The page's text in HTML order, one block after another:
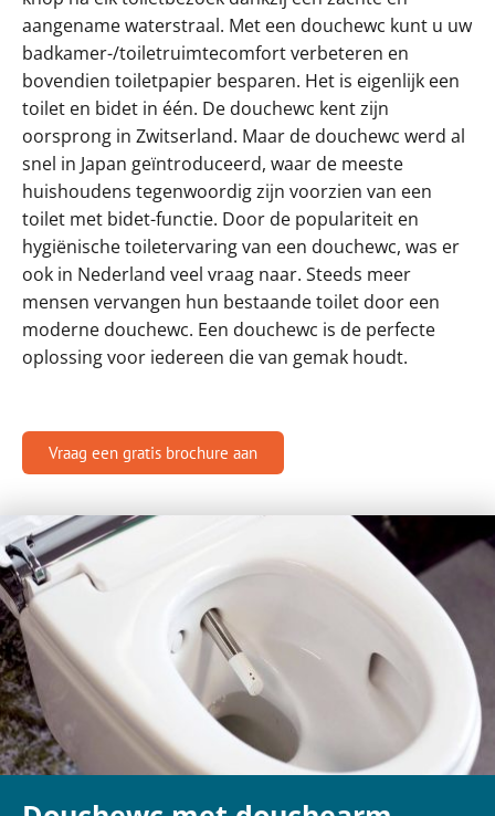
aangename waterstraal. Met een douchewc kunt u uw
badkamer-/toiletruimtecomfort verbeteren en
bovendien toiletpapier besparen. Het is eigenlijk een
toilet en bidet in één. De douchewc kent zijn
oorsprong in Zwitserland. Maar de douchewc werd al
snel in Japan geïntroduceerd, waar de meeste
huishoudens tegenwoordig zijn voorzien van een
toilet met bidet-functie. Door de populariteit en
hygiënische toiletervaring van een douchewc, was er
ook in Nederland veel vraag naar. Steeds meer
mensen vervangen hun bestaande toilet door een
moderne douchewc. Een douchewc is de perfecte
oplossing voor iedereen die van gemak houdt.
Vraag een gratis brochure aan